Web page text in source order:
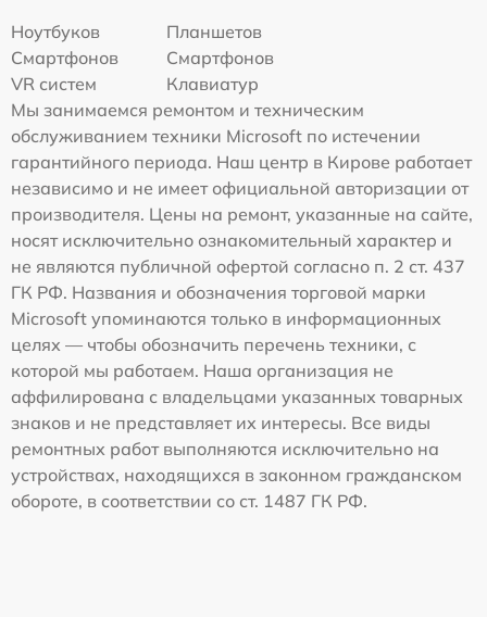
Ноутбуков
Планшетов
Смартфонов
Смартфонов
VR систем
Клавиатур
Мы занимаемся ремонтом и техническим
обслуживанием техники Microsoft по истечении
гарантийного периода. Наш центр в Кирове работает
независимо и не имеет официальной авторизации от
производителя. Цены на ремонт, указанные на сайте,
носят исключительно ознакомительный характер и
не являются публичной офертой согласно п. 2 ст. 437
ГК РФ. Названия и обозначения торговой марки
Microsoft упоминаются только в информационных
целях — чтобы обозначить перечень техники, с
которой мы работаем. Наша организация не
аффилирована с владельцами указанных товарных
знаков и не представляет их интересы. Все виды
ремонтных работ выполняются исключительно на
устройствах, находящихся в законном гражданском
обороте, в соответствии со ст. 1487 ГК РФ.